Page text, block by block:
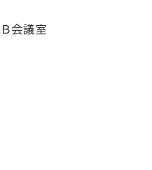
会議室